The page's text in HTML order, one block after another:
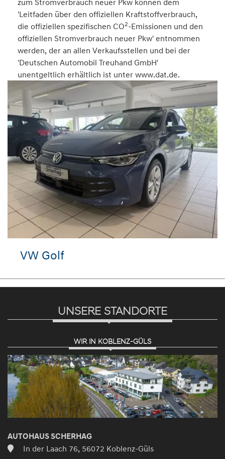
zum Stromverbrauch neuer Pkw können dem
'Leitfaden über den offiziellen Kraftstoffverbrauch,
die offiziellen spezifischen CO2-Emissionen und den
offiziellen Stromverbrauch neuer Pkw' entnommen
werden, der an allen Verkaufsstellen und bei der
'Deutschen Automobil Treuhand GmbH'
unentgeltlich erhältlich ist unter www.dat.de.
VW Golf
UNSERE STANDORTE
WIR IN KOBLENZ-GÜLS
AUTOHAUS SCHERHAG
In der Laach 76, 56072 Koblenz-Güls